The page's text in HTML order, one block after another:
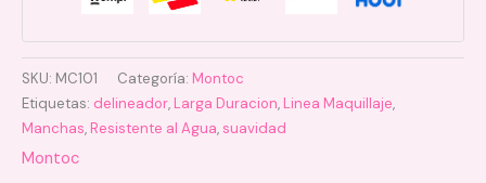
SKU: MC101 Categoría: Montoc
Etiquetas: delineador, Larga Duracion, Linea Maquillaje,
Manchas, Resistente al Agua,suavidad
Montoc